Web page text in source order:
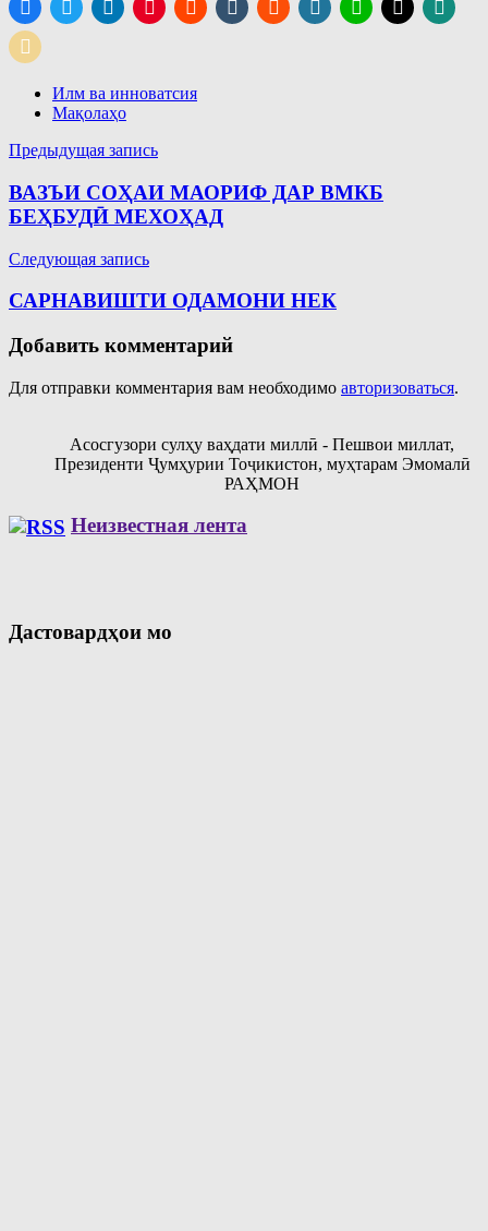
Илм ва инноватсия
Мақолаҳо
Навигация
по
записям
Предыдущая запись
ВАЗЪИ СОҲАИ МАОРИФ ДАР ВМКБ
БЕҲБУДӢ МЕХОҲАД
Следующая запись
САРНАВИШТИ ОДАМОНИ НЕК
Добавить комментарий
Для отправки комментария вам необходимо авторизоваться.
Асосгузори сулҳу ваҳдати миллӣ - Пешвои миллат,
Президенти Ҷумҳурии Тоҷикистон, муҳтарам Эмомалӣ
РАҲМОН
Неизвестная лента
Дастовардҳои мо